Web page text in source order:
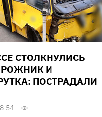
СТОЛКНУЛИСЬ
И
ПОСТРАДАЛИ